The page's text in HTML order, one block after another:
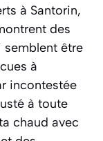
à Santorin,
des
semblent être
à
incontestée
à toute
chaud avec